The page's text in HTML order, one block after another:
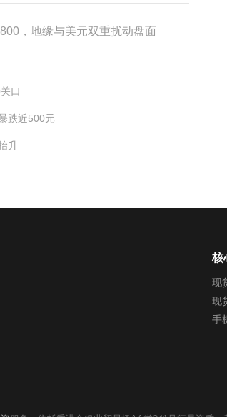
，地缘与美元双重扰动盘面
口
跌近500元
升
核
现
现
手